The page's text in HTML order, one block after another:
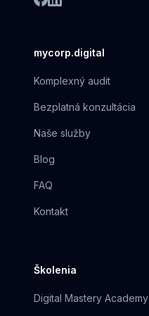
mycorp.digital
Komplexný audit
Bezplatná konzultácia
Naše služby
Blog
FAQ
Kontakt
Školenia
Digital Mastery Academy